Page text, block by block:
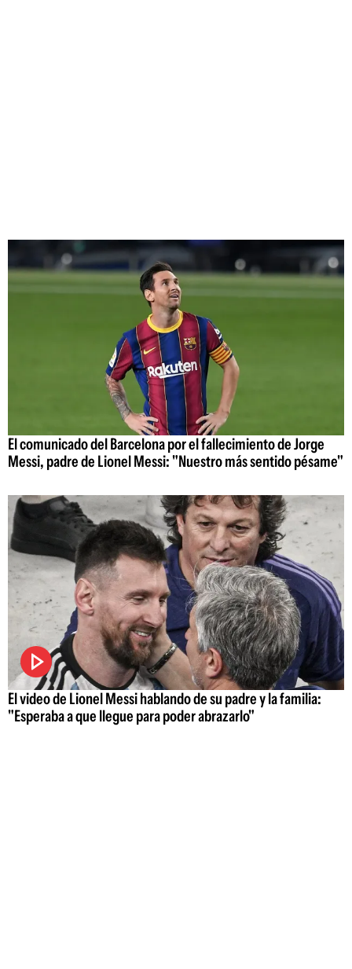
El comunicado del Barcelona por el fallecimiento de Jorge
Messi, padre de Lionel Messi: "Nuestro más sentido pésame"
El video de Lionel Messi hablando de su padre y la familia:
"Esperaba a que llegue para poder abrazarlo"